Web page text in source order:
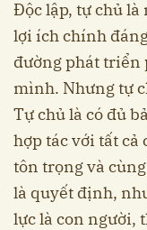
Độc lập, tự chủ là
lợi ích chính
đường phát triển
mình. Nhưng tự
Tự chủ là có đủ
hợp tác với tất cả
tôn trọng và
là quyết định,
lực là con người,